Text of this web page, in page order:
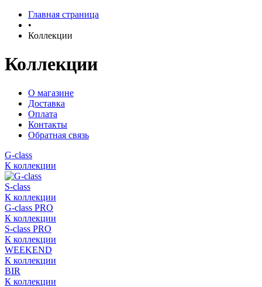
Главная страница
•
Коллекции
Коллекции
О магазине
Доставка
Оплата
Контакты
Обратная связь
G-class
К коллекции
S-class
К коллекции
G-class PRO
К коллекции
S-class PRO
К коллекции
WEEKEND
К коллекции
BIR
К коллекции